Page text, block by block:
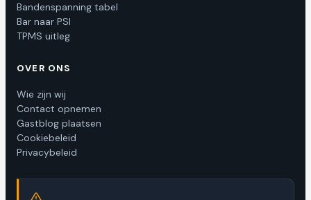
Bandenspanning tabel
Bar naar PSI
TPMS uitleg
OVER ONS
Wie zijn wij
Contact opnemen
Gastblog plaatsen
Cookiebeleid
Privacybeleid